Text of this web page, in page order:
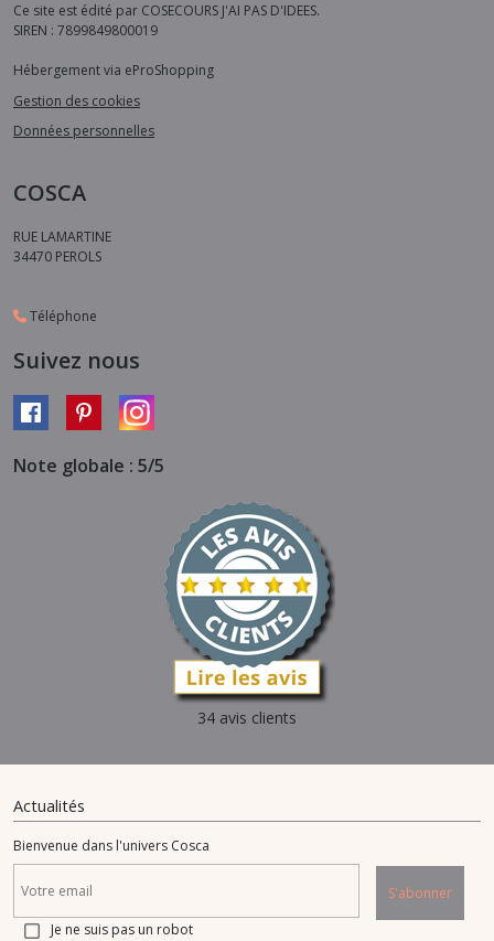
Ce site est édité par COSECOURS J'AI PAS D'IDEES.
SIREN : 7899849800019
Hébergement via eProShopping
Gestion des cookies
Données personnelles
COSCA
RUE LAMARTINE
34470 PEROLS
Téléphone
Suivez nous
Note globale : 5/5
34 avis clients
Actualités
Bienvenue dans l'univers Cosca
S'abonner
Je ne suis pas un robot